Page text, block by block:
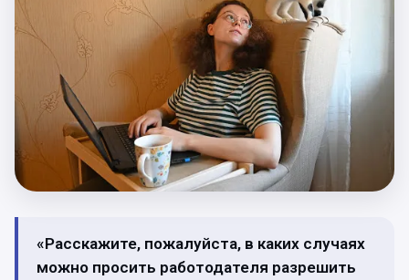
«Расскажите, пожалуйста, в каких случаях
можно просить работодателя разрешить